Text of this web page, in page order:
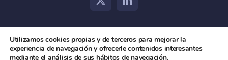
© 2026 id inbound •Aviso Legal•Política de Privacidad
Utilizamos cookies propias y de terceros para mejorar la
experiencia de navegación y ofrecerle contenidos interesantes
mediante el análisis de sus hábitos de navegación.